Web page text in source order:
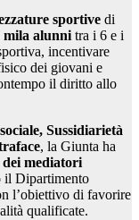
sportive di
mila alunnitra i 6 e i
incentivare
dei giovani e
il diritto allo
Sussidiarietà
, la Giunta ha
dei mediatori
il Dipartimento
l’obiettivo di favorire
qualificate.